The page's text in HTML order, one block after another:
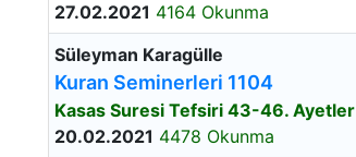
27.02.2021 4164 Okunma
Süleyman Karagülle
Kuran Seminerleri 1104
Kasas Suresi Tefsiri 43-46. Ayetler
20.02.2021 4478 Okunma